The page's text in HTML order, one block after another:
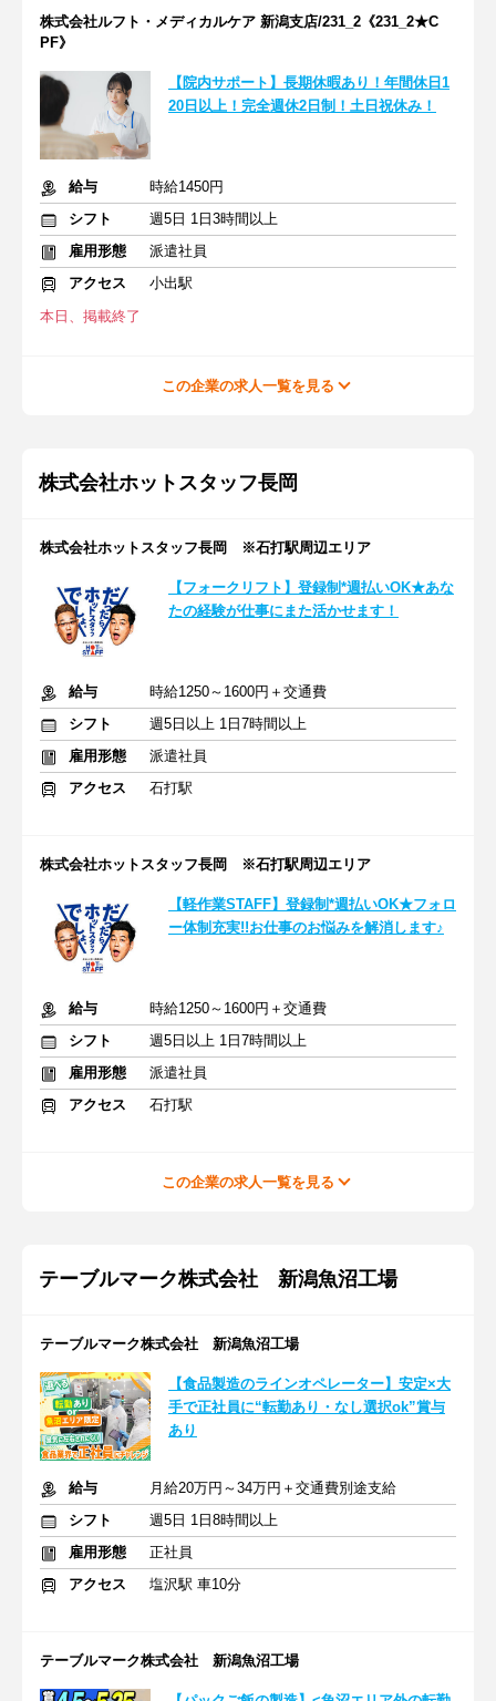
株式会社ルフト・メディカルケア 新潟支店/231_2《231_2★C
PF》
【院内サポート】長期休暇あり！年間休日1
20日以上！完全週休2日制！土日祝休み！
給与
時給1450円
シフト
週5日 1日3時間以上
雇用形態
派遣社員
アクセス
小出駅
本日、掲載終了
この企業の求人一覧を見る
株式会社ホットスタッフ長岡
株式会社ホットスタッフ長岡 ※石打駅周辺エリア
【フォークリフト】登録制*週払いOK★あな
たの経験が仕事にまた活かせます！
給与
時給1250～1600円＋交通費
シフト
週5日以上 1日7時間以上
雇用形態
派遣社員
アクセス
石打駅
株式会社ホットスタッフ長岡 ※石打駅周辺エリア
【軽作業STAFF】登録制*週払いOK★フォロ
ー体制充実!!お仕事のお悩みを解消します♪
給与
時給1250～1600円＋交通費
シフト
週5日以上 1日7時間以上
雇用形態
派遣社員
アクセス
石打駅
この企業の求人一覧を見る
テーブルマーク株式会社 新潟魚沼工場
テーブルマーク株式会社 新潟魚沼工場
【食品製造のラインオペレーター】安定×大
手で正社員に“転勤あり・なし選択ok”賞与
あり
給与
月給20万円～34万円＋交通費別途支給
シフト
週5日 1日8時間以上
雇用形態
正社員
アクセス
塩沢駅 車10分
テーブルマーク株式会社 新潟魚沼工場